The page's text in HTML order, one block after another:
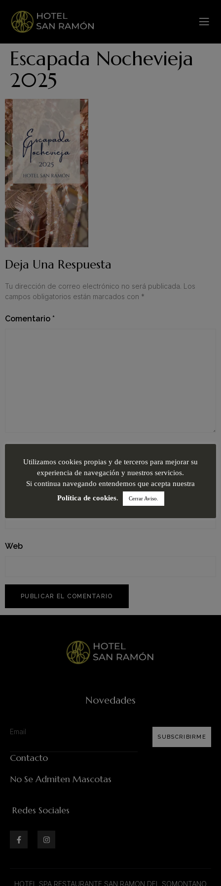
Escapada Nochevieja
2025
Deja Una Respuesta
Tu dirección de correo electrónico no será publicada. Los
campos obligatorios están marcados con *
Comentario *
Correo electrónico*
Web
Novedades
SUBSCRIBIRME
Contacto
No Se Admiten Mascotas
Redes Sociales
HOTEL SPA RESTAURANTE SAN RAMON DEL SOMONTANO
Utilizamos cookies propias y de terceros para mejorar su
experiencia de navegación y nuestros servicios.
Si continua navegando entendemos que acepta nuestra
Política de cookies. Cerrar Aviso.